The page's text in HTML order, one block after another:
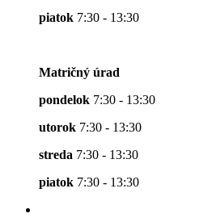
piatok 7:30 - 13:30
Matričný úrad
pondelok 7:30 - 13:30
utorok 7:30 - 13:30
streda 7:30 - 13:30
piatok 7:30 - 13:30